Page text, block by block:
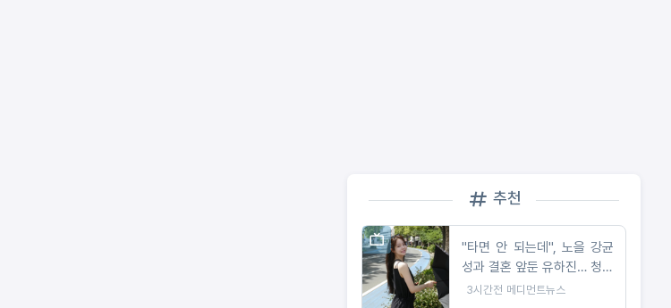
추천
"타면 안 되는데", 노을 강균
성과 결혼 앞둔 유하진… 청순
미모 근황
3시간전 메디먼트뉴스